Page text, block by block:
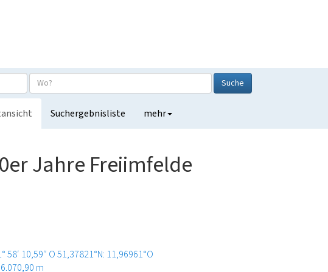
Suche
Suchergebnisliste mehr
Jahre Freiimfelde
58′ 10,59″ O51,37821°N: 11,96961°O
m